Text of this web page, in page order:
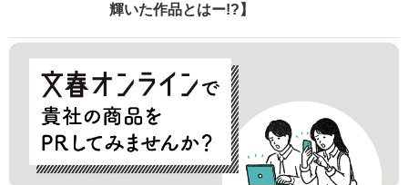
輝いた作品とはー!?】